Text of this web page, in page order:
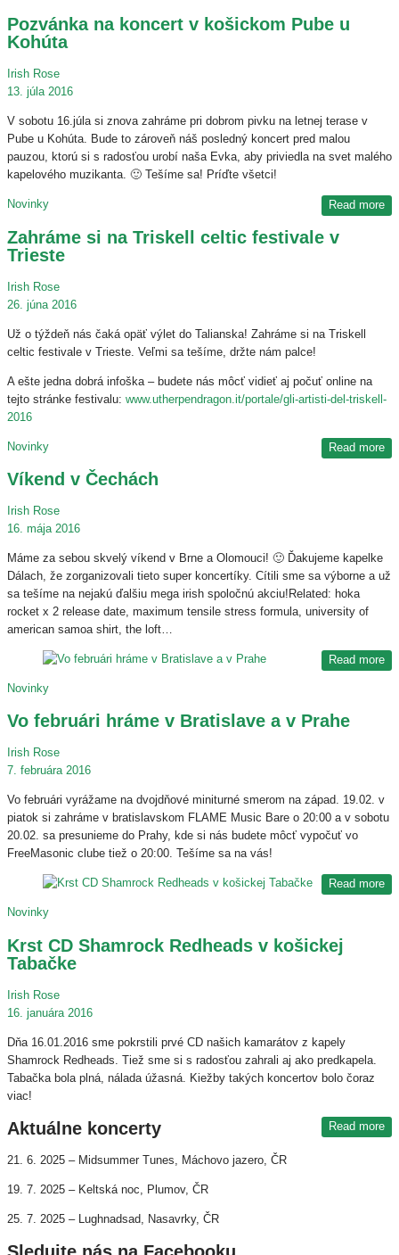
Pozvánka na koncert v košickom Pube u
Kohúta
Irish Rose
13. júla 2016
V sobotu 16.júla si znova zahráme pri dobrom pivku na letnej terase v
Pube u Kohúta. Bude to zároveň náš posledný koncert pred malou
pauzou, ktorú si s radosťou urobí naša Evka, aby priviedla na svet malého
kapelového muzikanta. 🙂 Tešíme sa! Príďte všetci!
Read more
Novinky
Zahráme si na Triskell celtic festivale v
Trieste
Irish Rose
26. júna 2016
Už o týždeň nás čaká opäť výlet do Talianska! Zahráme si na Triskell
celtic festivale v Trieste. Veľmi sa tešíme, držte nám palce!
A ešte jedna dobrá infoška – budete nás môcť vidieť aj počuť online na
tejto stránke festivalu: www.utherpendragon.it/portale/gli-artisti-del-triskell-
2016
Read more
Novinky
Víkend v Čechách
Irish Rose
16. mája 2016
Máme za sebou skvelý víkend v Brne a Olomouci! 🙂 Ďakujeme kapelke
Dálach, že zorganizovali tieto super koncertíky. Cítili sme sa výborne a už
sa tešíme na nejakú ďalšiu mega irish spoločnú akciu!Related: hoka
rocket x 2 release date, maximum tensile stress formula, university of
american samoa shirt, the loft…
Read more
Novinky
Vo februári hráme v Bratislave a v Prahe
Irish Rose
7. februára 2016
Vo februári vyrážame na dvojdňové miniturné smerom na západ. 19.02. v
piatok si zahráme v bratislavskom FLAME Music Bare o 20:00 a v sobotu
20.02. sa presunieme do Prahy, kde si nás budete môcť vypočuť vo
FreeMasonic clube tiež o 20:00. Tešíme sa na vás!
Read more
Novinky
Krst CD Shamrock Redheads v košickej
Tabačke
Irish Rose
16. januára 2016
Dňa 16.01.2016 sme pokrstili prvé CD našich kamarátov z kapely
Shamrock Redheads. Tiež sme si s radosťou zahrali aj ako predkapela.
Tabačka bola plná, nálada úžasná. Kiežby takých koncertov bolo čoraz
viac!
Read more
Aktuálne koncerty
21. 6. 2025 – Midsummer Tunes, Máchovo jazero, ČR
19. 7. 2025 – Keltská noc, Plumov, ČR
25. 7. 2025 – Lughnadsad, Nasavrky, ČR